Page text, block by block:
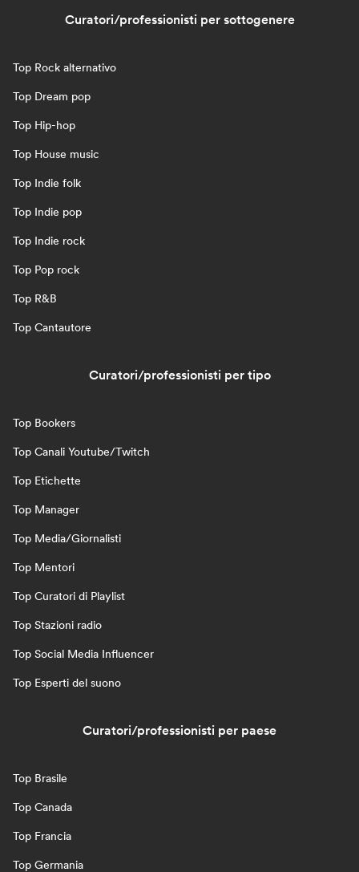
Curatori/professionisti per sottogenere
Top Rock alternativo
Top Dream pop
Top Hip-hop
Top House music
Top Indie folk
Top Indie pop
Top Indie rock
Top Pop rock
Top R&B
Top Cantautore
Curatori/professionisti per tipo
Top Bookers
Top Canali Youtube/Twitch
Top Etichette
Top Manager
Top Media/Giornalisti
Top Mentori
Top Curatori di Playlist
Top Stazioni radio
Top Social Media Influencer
Top Esperti del suono
Curatori/professionisti per paese
Top Brasile
Top Canada
Top Francia
Top Germania